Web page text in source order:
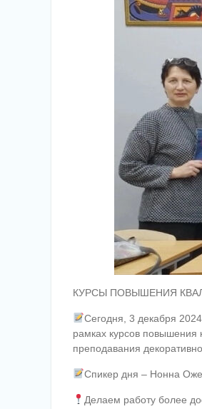
КУРСЫ ПОВЫШЕНИЯ
Сегодня, 3 декабря
рамках курсов
преподавания
Спикер дня – Нонна
Делаем работу более